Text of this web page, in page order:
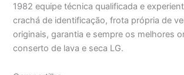
1982 equipe técnica qualificada e
crachá de identificação, frota própria de
originais, garantia e sempre os melhores
conserto de lava e seca LG.